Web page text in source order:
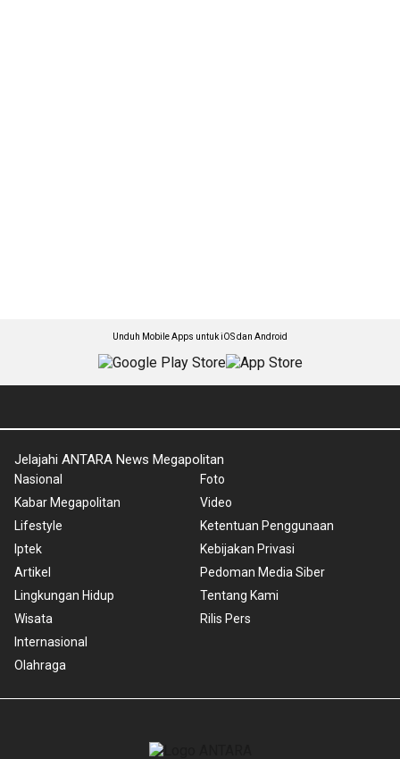
Unduh Mobile Apps untuk iOS dan Android
Jelajahi ANTARA News Megapolitan
Nasional
Kabar Megapolitan
Lifestyle
Iptek
Artikel
Lingkungan Hidup
Wisata
Internasional
Olahraga
Foto
Video
Ketentuan Penggunaan
Kebijakan Privasi
Pedoman Media Siber
Tentang Kami
Rilis Pers